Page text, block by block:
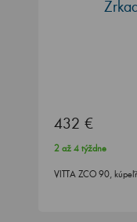
432 €
2 až 4 týždne
VITTA ZCO 90,